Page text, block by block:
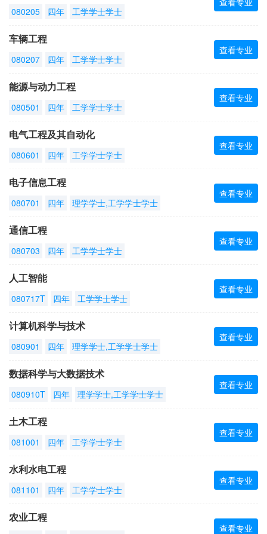
080205 四年 工学学士学士
车辆工程
080207 四年 工学学士学士
查看专业
能源与动力工程
080501 四年 工学学士学士
查看专业
电气工程及其自动化
080601 四年 工学学士学士
查看专业
电子信息工程
080701 四年 理学学士,工学学士学士
查看专业
通信工程
080703 四年 工学学士学士
查看专业
人工智能
080717T 四年 工学学士学士
查看专业
计算机科学与技术
080901 四年 理学学士,工学学士学士
查看专业
数据科学与大数据技术
080910T 四年 理学学士,工学学士学士
查看专业
土木工程
081001 四年 工学学士学士
查看专业
水利水电工程
081101 四年 工学学士学士
查看专业
农业工程
查看专业